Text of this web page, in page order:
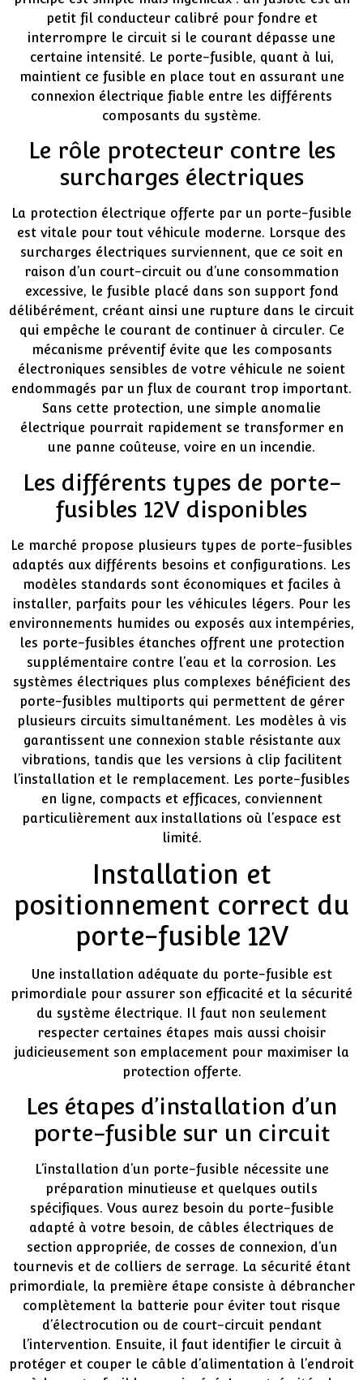
petit fil conducteur calibré pour fondre et
interrompre le circuit si le courant dépasse une
certaine intensité. Le porte-fusible, quant à lui,
maintient ce fusible en place tout en assurant une
connexion électrique fiable entre les différents
composants du système.
Le rôle protecteur contre les
surcharges électriques
La protection électrique offerte par un porte-fusible
est vitale pour tout véhicule moderne. Lorsque des
surcharges électriques surviennent, que ce soit en
raison d’un court-circuit ou d’une consommation
excessive, le fusible placé dans son support fond
délibérément, créant ainsi une rupture dans le circuit
qui empêche le courant de continuer à circuler. Ce
mécanisme préventif évite que les composants
électroniques sensibles de votre véhicule ne soient
endommagés par un flux de courant trop important.
Sans cette protection, une simple anomalie
électrique pourrait rapidement se transformer en
une panne coûteuse, voire en un incendie.
Les différents types de porte-
fusibles 12V disponibles
Le marché propose plusieurs types de porte-fusibles
adaptés aux différents besoins et configurations. Les
modèles standards sont économiques et faciles à
installer, parfaits pour les véhicules légers. Pour les
environnements humides ou exposés aux intempéries,
les porte-fusibles étanches offrent une protection
supplémentaire contre l’eau et la corrosion. Les
systèmes électriques plus complexes bénéficient des
porte-fusibles multiports qui permettent de gérer
plusieurs circuits simultanément. Les modèles à vis
garantissent une connexion stable résistante aux
vibrations, tandis que les versions à clip facilitent
l’installation et le remplacement. Les porte-fusibles
en ligne, compacts et efficaces, conviennent
particulièrement aux installations où l’espace est
limité.
Installation et
positionnement correct du
porte-fusible 12V
Une installation adéquate du porte-fusible est
primordiale pour assurer son efficacité et la sécurité
du système électrique. Il faut non seulement
respecter certaines étapes mais aussi choisir
judicieusement son emplacement pour maximiser la
protection offerte.
Les étapes d’installation d’un
porte-fusible sur un circuit
L’installation d’un porte-fusible nécessite une
préparation minutieuse et quelques outils
spécifiques. Vous aurez besoin du porte-fusible
adapté à votre besoin, de câbles électriques de
section appropriée, de cosses de connexion, d’un
tournevis et de colliers de serrage. La sécurité étant
primordiale, la première étape consiste à débrancher
complètement la batterie pour éviter tout risque
d’électrocution ou de court-circuit pendant
l’intervention. Ensuite, il faut identifier le circuit à
protéger et couper le câble d’alimentation à l’endroit